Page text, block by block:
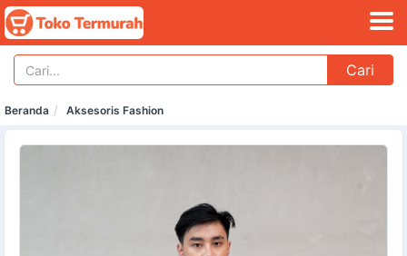
Cari
Beranda Aksesoris Fashion